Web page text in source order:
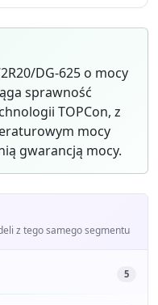
DG-625 o mocy
sprawność
TOPCon, z
mocy
gwarancją mocy.
z tego samego segmentu
5